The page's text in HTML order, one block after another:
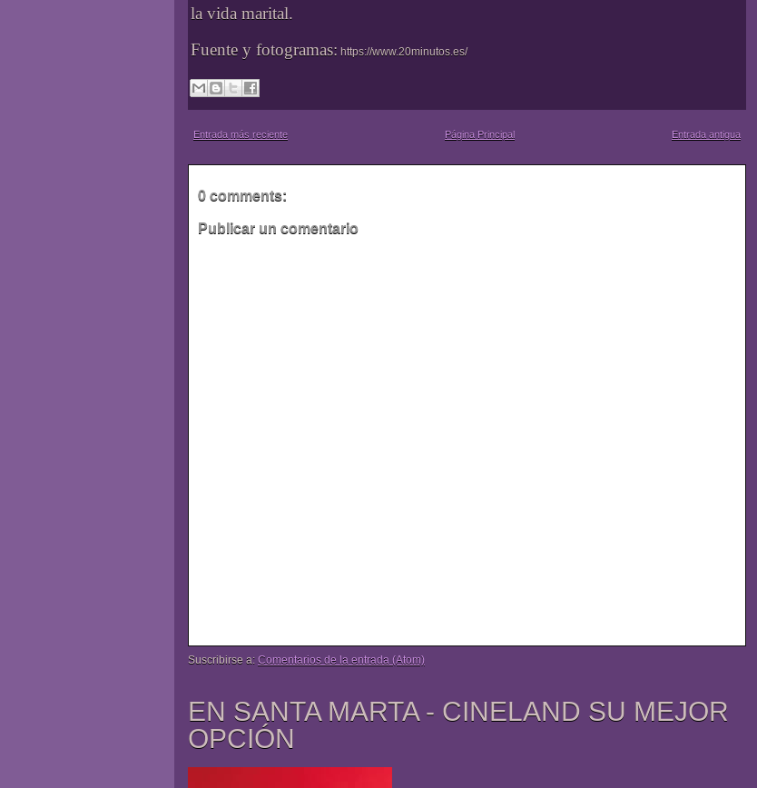
la vida marital.
Fuente y fotogramas: https://www.20minutos.es/
Entrada más reciente Entrada antigua
Página Principal
0 comments:
Publicar un comentario
Suscribirse a: Comentarios de la entrada (Atom)
EN SANTA MARTA - CINELAND SU MEJOR
OPCIÓN